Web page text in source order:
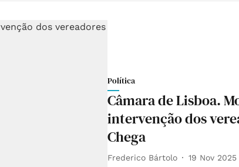
Política
Câmara de Lisboa.
intervenção dos
Chega
Frederico Bártolo 19 Nov 2025